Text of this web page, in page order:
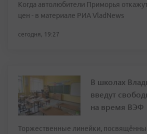
Когда автолюбители Приморья
цен - в материале РИА VladNews
сегодня, 19:27
В школах
введут
на время ВЭФ
Торжественные линейки,